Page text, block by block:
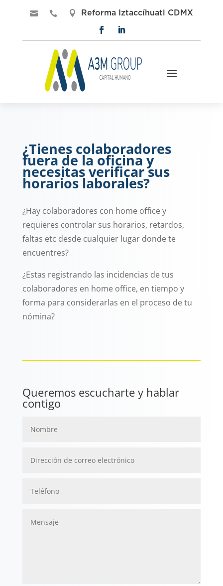
   Reforma Iztaccíhuatl CDMX
¿Tienes colaboradores
fuera de la oficina y
necesitas verificar sus
horarios laborales?
¿Hay colaboradores con home office y
requieres controlar sus horarios, retardos,
faltas etc desde cualquier lugar donde te
encuentres?
¿Estas registrando las incidencias de tus
colaboradores en home office, en tiempo y
forma para considerarlas en el proceso de tu
nómina?
Queremos escucharte y hablar
contigo